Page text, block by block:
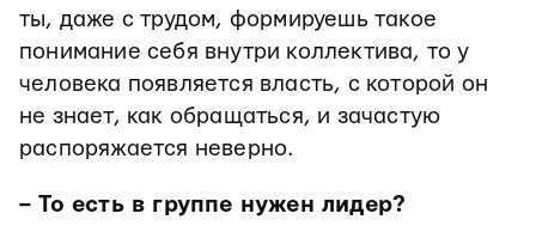
ты, даже с трудом, формируешь такое
понимание себя внутри коллектива, то у
человека появляется власть, с которой он
не знает, как обращаться, и зачастую
распоряжается неверно.
– То есть в группе нужен лидер?